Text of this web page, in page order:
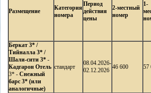
Размещение
Категория
номера
Период
действия
цены
2-местный
номер
1-
Беркат 3* /
Тийналла 3* /
Шали-сити 3* -
Кадгарон Отель
3* - Снежный
барс 3* (или
аналогичные)
стандарт
08.04.2026-
02.12.2026 46 600 57